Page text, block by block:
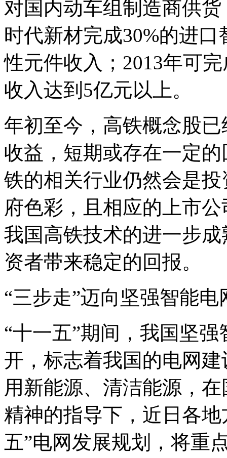
对国内动车组制造商供
时代新材完成30%的进
性元件收入；2013年可
收入达到5亿元以上。
年初至今，高铁概念股
收益，短期或存在一定
铁的相关行业仍然会是
府色彩，且相应的上市
我国高铁技术的进一步
资者带来稳定的回报。
“三步走”迈向坚强智能电
“十一五”期间，我国坚
开，标志着我国的电网
用新能源、清洁能源，
精神的指导下，近日各
五”电网发展规划，将重